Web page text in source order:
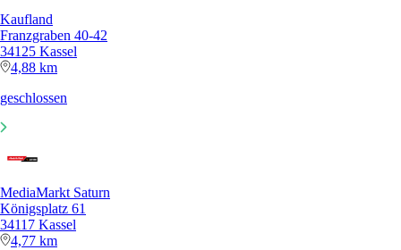
Kaufland
Franzgraben 40-42
34125 Kassel
4,88 km
geschlossen
MediaMarkt Saturn
Königsplatz 61
34117 Kassel
4,77 km